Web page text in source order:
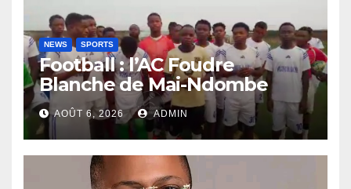
NEWS SPORTS
Football : l’AC Foudre
Blanche de Mai-Ndombe
perd face au Cap Vert du
Lualaba Central, mais gagne
devant le FC La Joie du
Kongo Central
AOÛT 6, 2026 ADMIN